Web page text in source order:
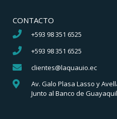
CONTACTO
+593 98 351 6525
+593 98 351 6525
clientes@laquauio.ec
Av. Galo Plasa Lasso y
Junto al Banco de